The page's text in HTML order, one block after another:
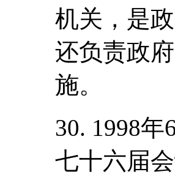
机关，是
还负责政
施。
30. 1998
七十六届